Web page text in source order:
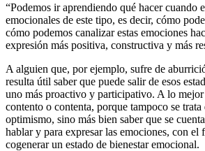
“Podemos ir aprendiendo qué hacer cuando
emocionales de este tipo, es decir, cómo
cómo podemos canalizar estas emociones
expresión más positiva, constructiva y más
A alguien que, por ejemplo, sufre de
resulta útil saber que puede salir de esos
uno más proactivo y participativo. A lo
contento o contenta, porque tampoco se
optimismo, sino más bien saber que se
hablar y para expresar las emociones, con el
cogenerar un estado de bienestar emocional.